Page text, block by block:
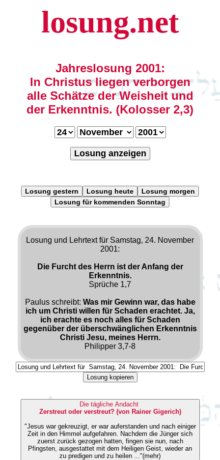
losung.net
Jahreslosung 2001:
In Christus liegen verborgen
alle Schätze der Weisheit und
der Erkenntnis. (Kolosser 2,3)
Losung anzeigen
Losung gestern Losung heute
Losung morgen
Losung für kommenden Sonntag
Losung und Lehrtext für Samstag, 24. November
2001:
Die Furcht des Herrn ist der Anfang der
Erkenntnis.
Sprüche 1,7
Paulus schreibt: Was mir Gewinn war, das habe
ich um Christi willen für Schaden erachtet. Ja,
ich erachte es noch alles für Schaden
gegenüber der überschwänglichen Erkenntnis
Christi Jesu, meines Herrn.
Philipper 3,7-8
Losung kopieren
Die tägliche Andacht
Zerstreut oder verstreut? (von Rainer Gigerich)
"Jesus war gekreuzigt, er war auferstanden und nach einiger
Zeit in den Himmel aufgefahren. Nachdem die Jünger sich
zuerst zurück gezogen hatten, fingen sie nun, nach
Pfingsten, ausgestattet mit dem Heiligen Geist, wieder an
zu predigen und zu heilen ..."(mehr)